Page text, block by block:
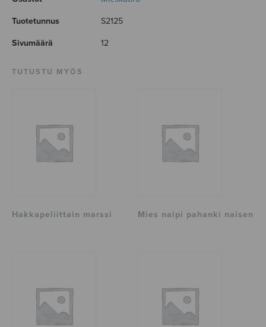
Tuotetunnus S2125
Sivumäärä 12
TUTUSTU MYÖS
Hakkapeliittain marssi Mies naipi pahanki naisen